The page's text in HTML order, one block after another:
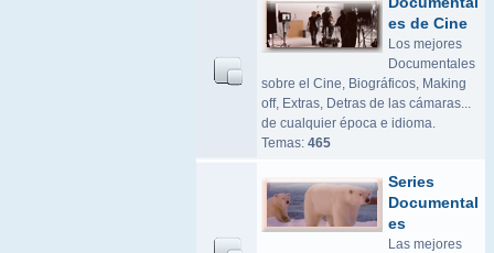
es de Cine
Los mejores
Documentales
sobre el Cine, Biográficos, Making
off, Extras, Detras de las cámaras...
de cualquier época e idioma.
Temas: 465
Series
Documental
es
Las mejores